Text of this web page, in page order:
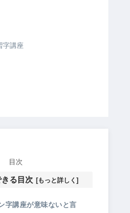
字講座
目次
る目次
字講座が意味ないと言